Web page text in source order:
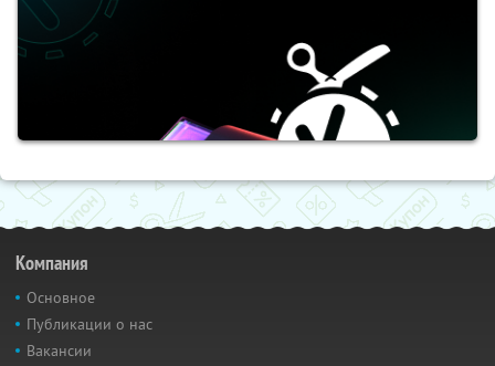
Компания
Основное
Публикации о нас
Вакансии